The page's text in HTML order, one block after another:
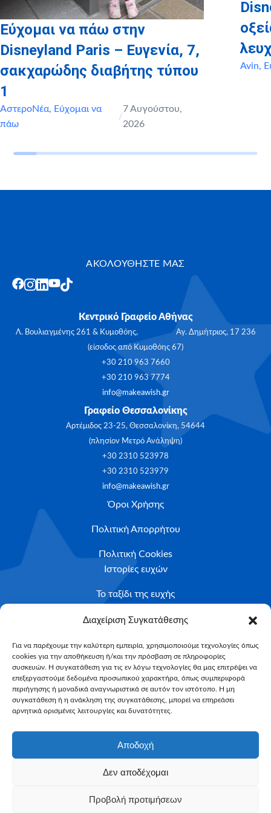
Διαχείριση Συγκατάθεσης
Για να παρέχουμε την καλύτερη εμπειρία, χρησιμοποιούμε τεχνολογίες όπως
cookies για την αποθήκευση ή/και την πρόσβαση σε πληροφορίες
συσκευών. Η συγκατάθεση για τις εν λόγω τεχνολογίες θα μας επιτρέψει να
επεξεργαστούμε δεδομένα προσωπικού χαρακτήρα, όπως συμπεριφορά
περιήγησης ή μοναδικά αναγνωριστικά σε αυτόν τον ιστότοπο. Η μη
συγκατάθεση ή η ανάκληση της συγκατάθεσης, μπορεί να επηρεάσει
αρνητικά ορισμένες λειτουργίες και δυνατότητες.
Αποδοχή
Δεν αποδέχομαι
Προβολή προτιμήσεων
Εύχομαι να πάω στην
Disneyland Paris – Ευγενία, 7,
σακχαρώδης διαβήτης τύπου
1
ΑστεροΝέα, Εύχομαι να
πάω
/
7 Αυγούστου,
2026
Avin,
ΑΚΟΛΟΥΘΗΣΤΕ ΜΑΣ
Κεντρικό Γραφείο Αθήνας
Λ. Βουλιαγμένης 261 & Κυμοθόης, Αγ. Δημήτριος, 17 236
(είσοδος από Κυμοθόης 67)
+30 210 963 7660
+30 210 963 7774
info@makeawish.gr
Γραφείο Θεσσαλονίκης
Αρτέμιδος 23-25, Θεσσαλονίκη, 54644
(πλησίον Μετρό Ανάληψη)
+30 2310 523978
+30 2310 523979
info@makeawish.gr
Όροι Χρήσης
Πολιτική Απορρήτου
Πολιτική Cookies
Ιστορίες ευχών
Το ταξίδι της ευχής
Κριτήρια Καταλληλότητας
Υποβολή Αιτήματος
NEWSLETTER
Email*
All Rights Reserved